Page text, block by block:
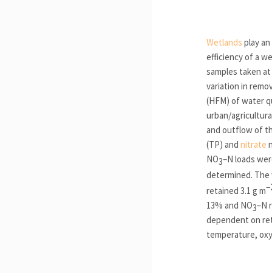
Wetlands play
efficiency of a
samples taken
variation in
(HFM) of water
urban/
and outflow of
(TP) and nitrate
NO3–N loads
determined. The
retained 3.1 g m
13% and NO3–N
dependent on
temperature,